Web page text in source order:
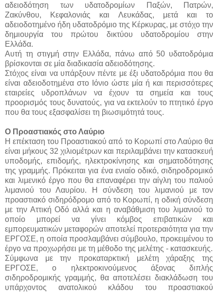
αδειοδότηση των υδατοδρομίων Παξών, Πατρών,
Ζακύνθου, Κεφαλονιάς και Λευκάδας, μετά και το
αδειοδοτημένο ήδη υδατοδρόμιο της Κέρκυρας, με στόχο την
δημιουργία του πρώτου δικτύου υδατοδρομίου στην
Ελλάδα.
Αυτή τη στιγμή στην Ελλάδα, πάνω από 50 υδατοδρόμια
βρίσκονται σε μία διαδικασία αδειοδότησης.
Στόχος είναι να υπάρξουν πέντε με έξι υδατοδρόμια που θα
είναι αδειοδοτημένα στο Ιόνιο ώστε μία ή και περισσότερες
εταιρείες υδροπλάνων να έχουν τα σημεία και τους
προορισμός τους δυνατούς, για να εκτελούν το πτητικό έργο
που θα τους εξασφαλίσει τη βιωσιμότητά τους.
Ο Προαστιακός στο Λαύριο
Η επέκταση του Προαστιακού από το Κορωπί στο Λαύριο θα
είναι μήκους 32 χιλιομέτρων και περιλαμβάνει την κατασκευή
υποδομής, επιδομής, ηλεκτροκίνησης και σηματοδότησης
της γραμμής. Πρόκειται για ένα ενιαίο οδικό, σιδηροδρομικό
και λιμενικό έργο που θα επαναφέρει την αίγλη του παλιού
λιμανιού του Λαυρίου. Η σύνδεση του λιμανιού με τον
προαστιακό σιδηρόδρομο από το Κορωπί, η οδική σύνδεση
με την Αττική Οδό αλλά και η αναβάθμιση του λιμανιού το
οποίο μπορεί να γίνει κόμβος επιβατικών και
εμπορευματικών μεταφορών αποτελεί προτεραιότητα για την
ΕΡΓΟΣΕ, η οποία προσλαμβάνει σύμβουλο, προκειμένου το
έργο να προχωρήσει με τη μέθοδο της μελέτης - κατασκευής.
Σύμφωνα με την προκαταρκτική μελέτη χάραξης της
ΕΡΓΟΣΕ, ο ηλεκτροκινούμενος άξονας διπλής
σιδηροδρομικής γραμμής, θα αποτελέσει διακλάδωση του
υπάρχοντος ανατολικού κλάδου του προαστιακού